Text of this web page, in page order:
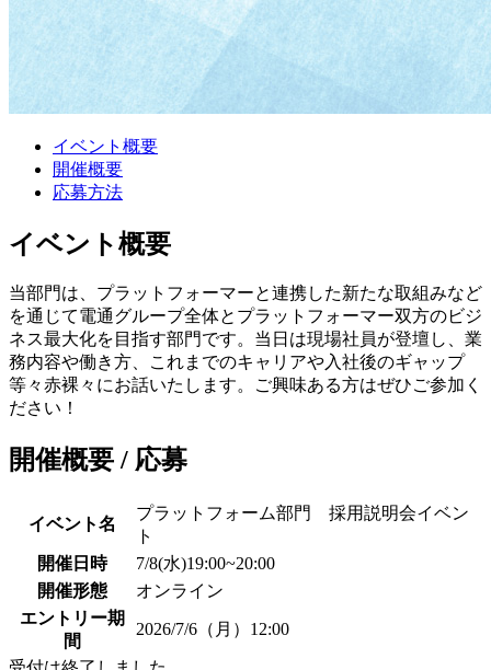
イベント概要
開催概要
応募方法
イベント概要
当部門は、プラットフォーマーと連携した新たな取組みなど
を通じて電通グループ全体とプラットフォーマー双方のビジ
ネス最大化を目指す部門です。当日は現場社員が登壇し、業
務内容や働き方、これまでのキャリアや入社後のギャップ
等々赤裸々にお話いたします。ご興味ある方はぜひご参加く
ださい！
開催概要 / 応募
イベント名
プラットフォーム部門 採用説明会イベン
ト
開催日時
7/8(水)19:00~20:00
開催形態
オンライン
エントリー期
間
2026/7/6（月）12:00